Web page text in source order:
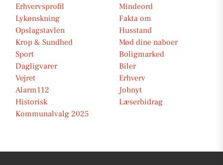
Erhvervsprofil
Mindeord
Lykønskning
Fakta om
Opslagstavlen
Husstand
Krop & Sundhed
Mød dine naboer
Sport
Boligmarked
Dagligvarer
Biler
Vejret
Erhverv
Alarm112
Jobnyt
Historisk
Læserbidrag
Kommunalvalg 2025